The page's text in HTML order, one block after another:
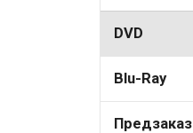
DVD
Blu-Ray
Предзаказ